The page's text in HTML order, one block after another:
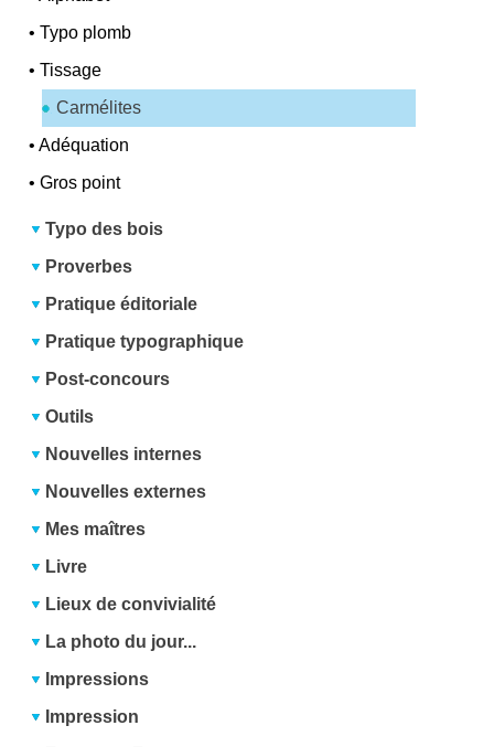
•Typo plomb
•Tissage
Carmélites
•Adéquation
•Gros point
Typo des bois
Proverbes
Pratique éditoriale
Pratique typographique
Post-concours
Outils
Nouvelles internes
Nouvelles externes
Mes maîtres
Livre
Lieux de convivialité
La photo du jour...
Impressions
Impression